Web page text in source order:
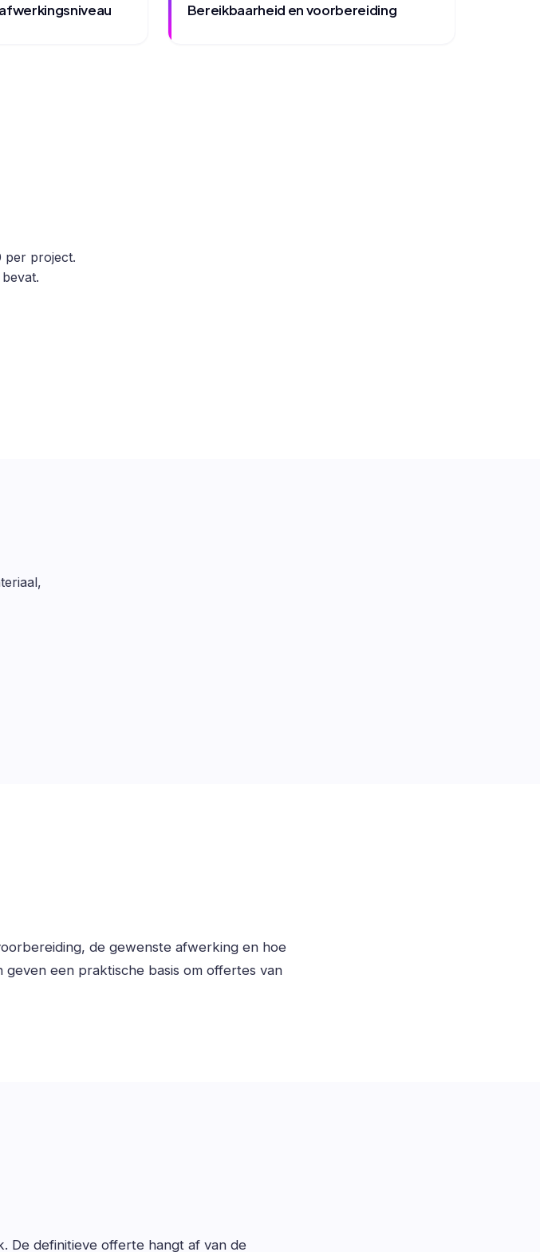
Bereikbaarheid en voorbereiding
per project.
de gewenste afwerking en hoe
een praktische basis om offertes van
De definitieve offerte hangt af van de